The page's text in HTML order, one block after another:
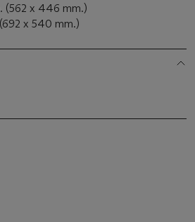
(562 x 446 mm.)
x 540 mm.)